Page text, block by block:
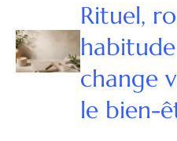
Rituel,
change
le bien-